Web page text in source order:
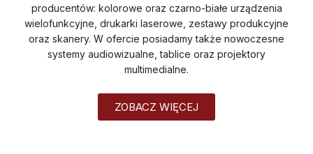
producentów: kolorowe oraz czarno-białe urządzenia
wielofunkcyjne, drukarki laserowe, zestawy produkcyjne
oraz skanery. W ofercie posiadamy także nowoczesne
systemy audiowizualne, tablice oraz projektory
multimedialne.
ZOBACZ WIĘCEJ